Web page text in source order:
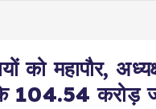
को महापौर,
के 104.54 करोड़